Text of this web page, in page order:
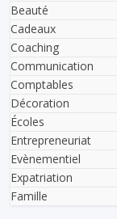
Beauté
Cadeaux
Coaching
Communication
Comptables
Décoration
Écoles
Entrepreneuriat
Evènementiel
Expatriation
Famille